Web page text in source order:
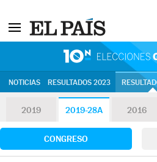
NOTICIAS RESULTADOS 2023
2019 2019-28A 2016
CONGRESO